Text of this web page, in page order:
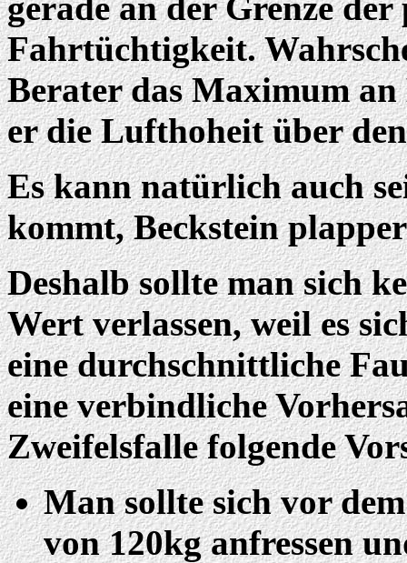
Fahrtüchtigkeit.
Berater das Maximum
er die Lufthoheit über
Es kann natürlich auch
kommt, Beckstein
Deshalb sollte man sich
Wert verlassen, weil es
eine durchschnittliche
eine verbindliche
Zweifelsfalle folgende
Man sollte sich vor
von 120kg anfressen